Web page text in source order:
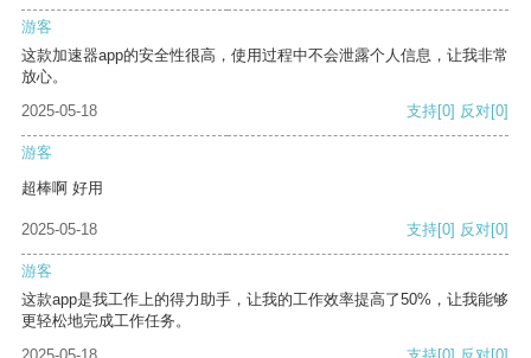
游客
这款加速器app的安全性很高，使用过程中不会泄露个人信息，让我非常
放心。
2025-05-18
支持[0] 反对[0]
游客
超棒啊 好用
2025-05-18 支持[0] 反对[0]
游客
这款app是我工作上的得力助手，让我的工作效率提高了50%，让我能够
更轻松地完成工作任务。